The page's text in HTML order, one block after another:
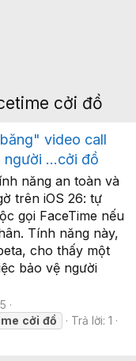
cởi đồ
video call
người …cởi đồ
năng an toàn và
trên iOS 26: tự
gọi FaceTime nếu
Tính năng này,
cho thấy một
bảo vệ người
cởi đồ
Trả lời: 1